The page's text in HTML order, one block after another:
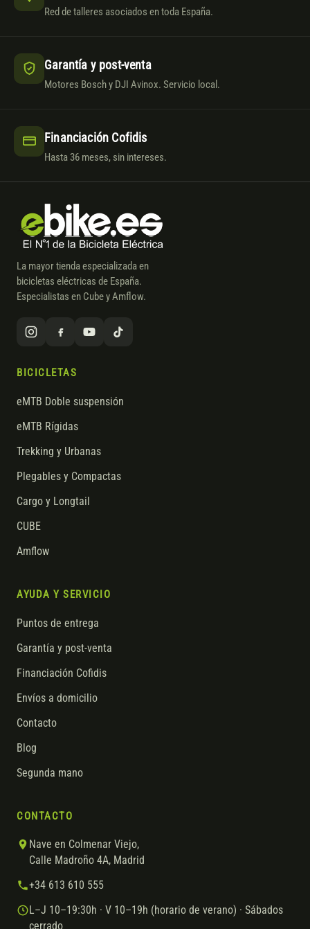
Red de talleres asociados en toda España.
Garantía y post-venta
Motores Bosch y DJI Avinox. Servicio local.
Financiación Cofidis
Hasta 36 meses, sin intereses.
La mayor tienda especializada en
bicicletas eléctricas de España.
Especialistas en Cube y Amflow.
BICICLETAS
eMTB Doble suspensión
eMTB Rígidas
Trekking y Urbanas
Plegables y Compactas
Cargo y Longtail
CUBE
Amflow
AYUDA Y SERVICIO
Puntos de entrega
Garantía y post-venta
Financiación Cofidis
Envíos a domicilio
Contacto
Blog
Segunda mano
CONTACTO
Nave en Colmenar Viejo,
Calle Madroño 4A, Madrid
+34 613 610 555
L–J 10–19:30h · V 10–19h (horario de verano) · Sábados
cerrado